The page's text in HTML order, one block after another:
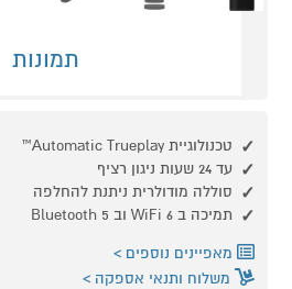
תמונות
טכנולוגיית Automatic Trueplay™
עד 24 שעות ניגון רציף
סוללה מודולרית ניתנת להחלפה
תמיכה ב WiFi 6 וב Bluetooth 5
מאפיינים נוספים
משלוח ותנאי אספקה